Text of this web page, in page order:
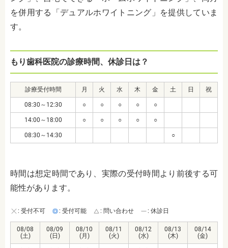
を併用する「デュアルホワイトニング」を提供していま
す。
もり歯科医院の診療時間、休診日は？
診療受付時間 月 火 水 木 金 土 日 祝
08:30～12:30 ○ ○ ○ ○ ○
14:00～18:00 ○ ○ ○ ○ ○
08:30～14:30 ○
時間は想定時間であり、実際の受付時間より前後する可
能性があります。
: 受付不可 : 受付可能 : 問い合わせ : 休診日
08/08
(土)
08/09
(日)
08/10
(月)
08/11
(火)
08/12
(水)
08/13
(木)
08/14
(金)